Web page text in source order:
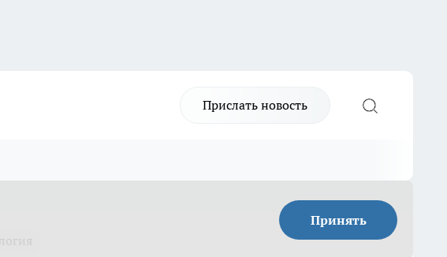
Прислать новость
Принять